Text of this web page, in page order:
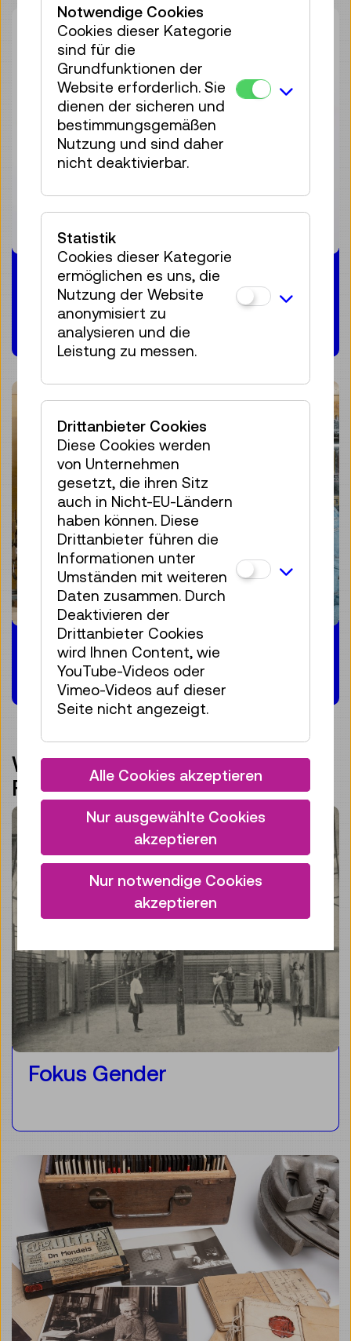
Software Archive &
Collection
Konservierung &
Restaurierung
WEITERE
FORSCHUNGSTHEMEN
Fokus Gender
Notwendige Cookies
Cookies dieser Kategorie
sind für die
Grundfunktionen der
Website erforderlich. Sie
dienen der sicheren und
bestimmungsgemäßen
Nutzung und sind daher
nicht deaktivierbar.
Statistik
Cookies dieser Kategorie
ermöglichen es uns, die
Nutzung der Website
anonymisiert zu
analysieren und die
Leistung zu messen.
Drittanbieter Cookies
Diese Cookies werden
von Unternehmen
gesetzt, die ihren Sitz
auch in Nicht-EU-Ländern
haben können. Diese
Drittanbieter führen die
Informationen unter
Umständen mit weiteren
Daten zusammen. Durch
Deaktivieren der
Drittanbieter Cookies
wird Ihnen Content, wie
YouTube-Videos oder
Vimeo-Videos auf dieser
Seite nicht angezeigt.
Alle Cookies akzeptieren
Nur ausgewählte Cookies
akzeptieren
Nur notwendige Cookies
akzeptieren